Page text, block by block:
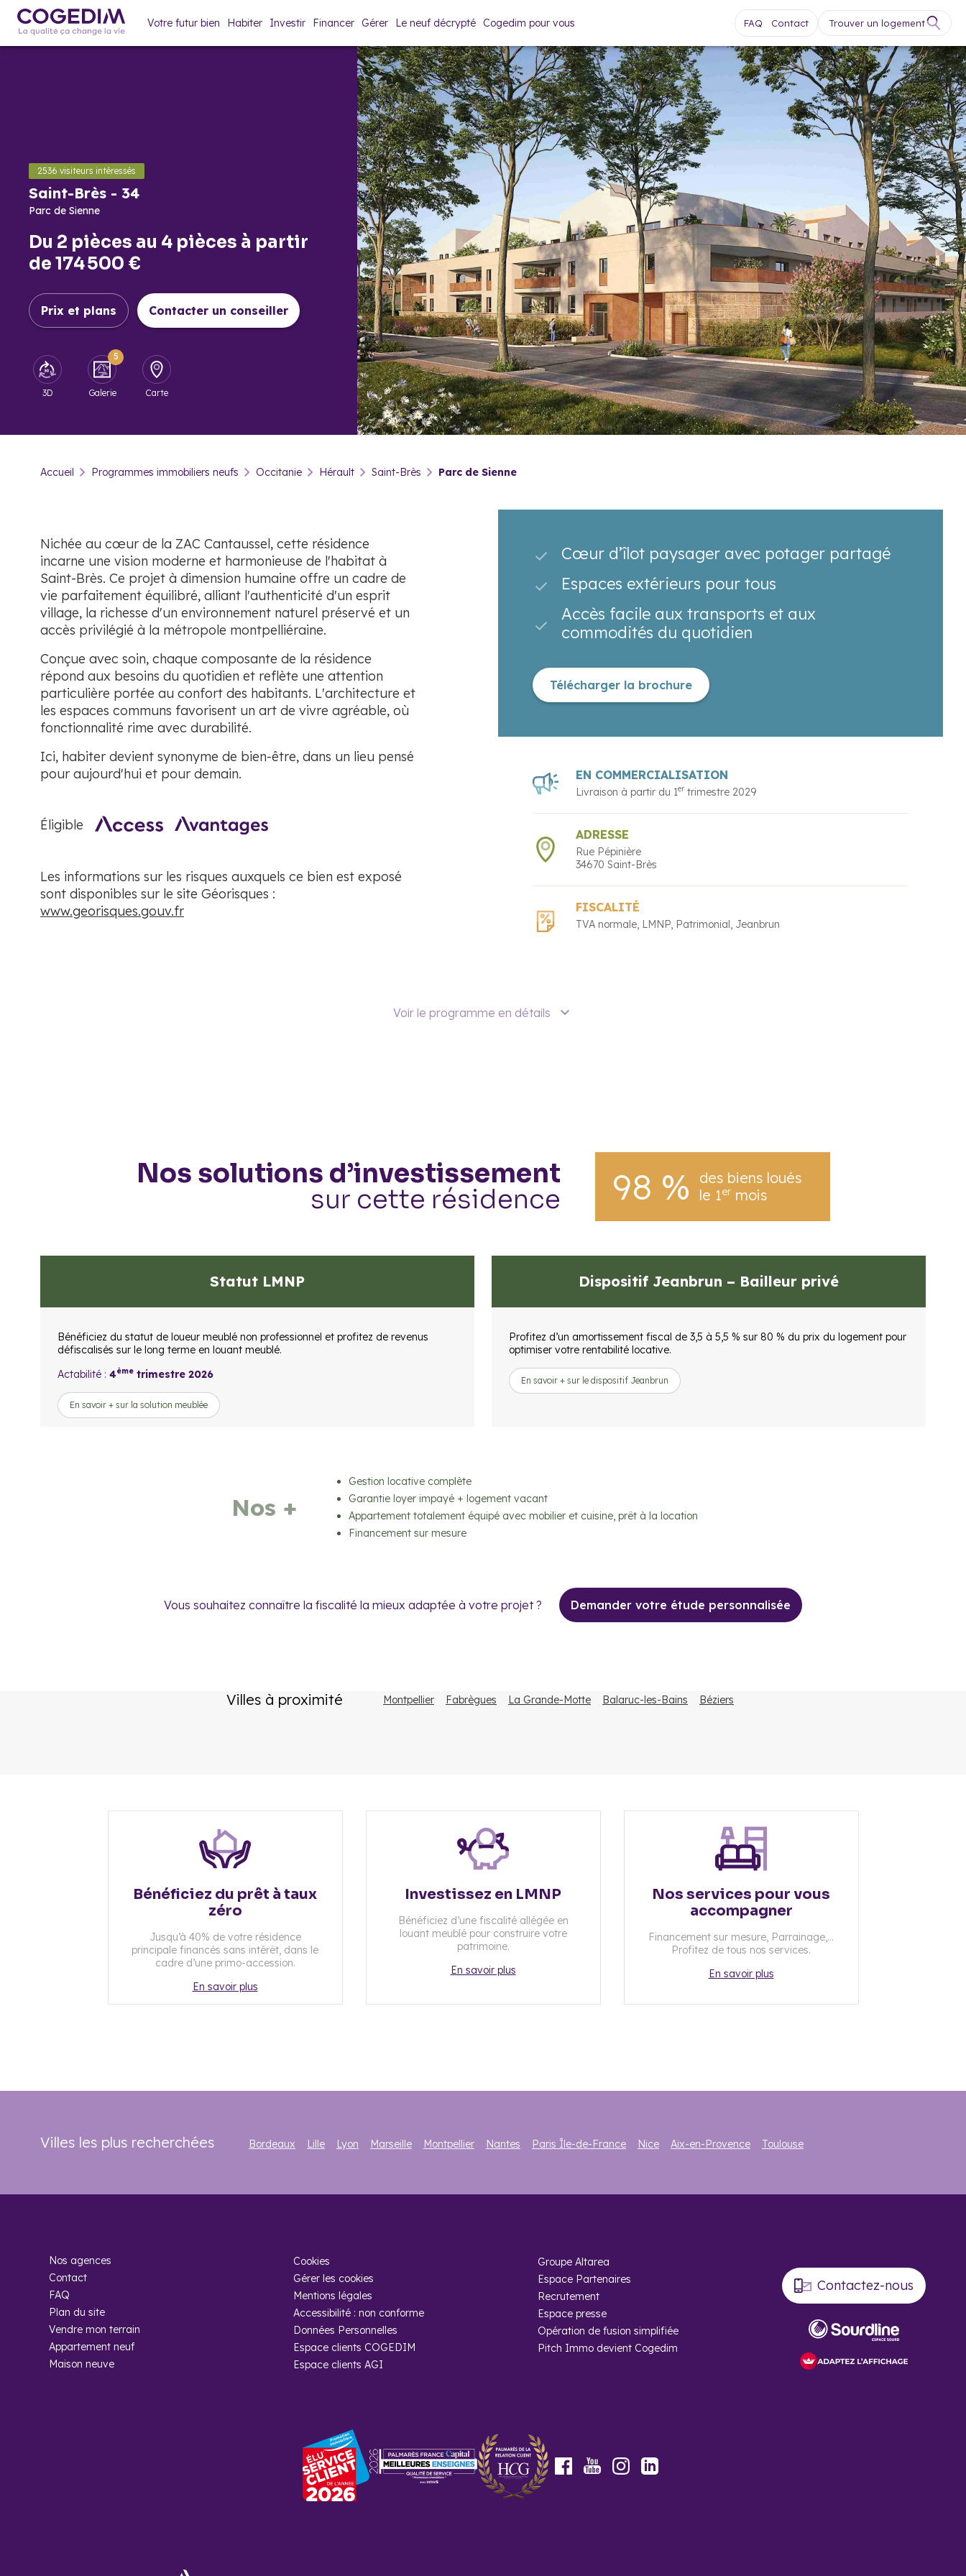
Votre futur bien Habiter Investir Financer Gérer Le neuf décrypté Cogedim pour vous FAQ Contact Trouver un logement
2536 visiteurs intéressés
Saint-Brès - 34
Parc de Sienne
Du 2 pièces au 4 pièces à partir
de 174 500 €
Prix et plans Contacter un conseiller
3D
5
Galerie Carte
Espace de vente Prix & plans Brochure Contact
Accueil Programmes immobiliers neufs Occitanie Hérault Saint-Brès Parc de Sienne
Cœur d’îlot paysager avec potager partagé
Espaces extérieurs pour tous
Accès facile aux transports et aux
commodités du quotidien
Télécharger la brochure
EN COMMERCIALISATION
Livraison à partir du 1ertrimestre 2029
ADRESSE
Rue Pépinière
34670 Saint-Brès
FISCALITÉ
TVA normale LMNP Patrimonial Jeanbrun
Nichée au cœur de la ZAC Cantaussel, cette résidence
incarne une vision moderne et harmonieuse de l'habitat à
Saint-Brès. Ce projet à dimension humaine offre un cadre de
vie parfaitement équilibré, alliant l'authenticité d'un esprit
village, la richesse d'un environnement naturel préservé et un
accès privilégié à la métropole montpelliéraine.
Conçue avec soin, chaque composante de la résidence
répond aux besoins du quotidien et reflète une attention
particulière portée au confort des habitants. L'architecture et
les espaces communs favorisent un art de vivre agréable, où
fonctionnalité rime avec durabilité.
Ici, habiter devient synonyme de bien-être, dans un lieu pensé
pour aujourd'hui et pour demain.
Éligible
Les informations sur les risques auxquels ce bien est exposé
sont disponibles sur le site Géorisques :
www.georisques.gouv.fr
Voir le programme en détails
Nos solutions d’investissement
sur cette résidence
98 %
des biens loués
le 1ermois
Statut LMNP
Bénéficiez du statut de loueur meublé non professionnel et profitez de revenus
défiscalisés sur le long terme en louant meublé.
Actabilité : 4ème trimestre 2026
En savoir + sur la solution meublée
Dispositif Jeanbrun – Bailleur privé
Profitez d’un amortissement fiscal de 3,5 à 5,5 % sur 80 % du prix du logement pour
optimiser votre rentabilité locative.
En savoir + sur le dispositif Jeanbrun
Nos +
Gestion locative complète
Garantie loyer impayé + logement vacant
Appartement totalement équipé avec mobilier et cuisine, prêt à la location
Financement sur mesure
Vous souhaitez connaître la fiscalité la mieux adaptée à votre projet ? Demander votre étude personnalisée
Villes à proximité Montpellier Fabrègues La Grande-Motte Balaruc-les-Bains Béziers
Bénéficiez du prêt à taux
zéro
Jusqu’à 40% de votre résidence
principale financés sans intérêt, dans le
cadre d’une primo-accession.
En savoir plus
Investissez en LMNP
Bénéficiez d’une fiscalité allégée en
louant meublé pour construire votre
patrimoine.
En savoir plus
Nos services pour vous
accompagner
Financement sur mesure, Parrainage,...
Profitez de tous nos services.
En savoir plus
Villes les plus recherchées Bordeaux Lille Lyon Marseille Montpellier Nantes Paris Île-de-France Nice Aix-en-Provence Toulouse
Contactez-nous
Nos agences
Contact
FAQ
Plan du site
Vendre mon terrain
Appartement neuf
Maison neuve
Cookies
Gérer les cookies
Mentions légales
Accessibilité : non conforme
Données Personnelles
Espace clients COGEDIM
Espace clients AGI
Groupe Altarea
Espace Partenaires
Recrutement
Espace presse
Opération de fusion simplifiée
Pitch Immo devient Cogedim
Facebook
YoutubeInstagramLinkedIn